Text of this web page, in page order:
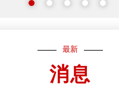
最新
消息